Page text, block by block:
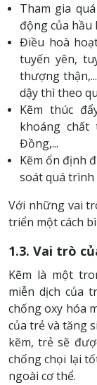
Tham gia
động của hầu
Điều hoà
tuyến yên,
thượng
dậy thì theo
Kẽm thúc
khoáng chất
Đồng,...
Kẽm ổn định
soát quá trình
Với những vai
triển một cách
1.3. Vai trò
Kẽm là một
miễn dịch của
chống oxy hóa
của trẻ và tăng
kẽm, trẻ sẽ
chống chọi lại
ngoài cơ thể.